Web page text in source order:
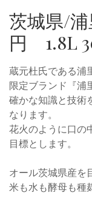
茨城県/浦
円 1.8L
蔵元杜氏である浦
限定ブランド『浦
確かな知識と技術
なります。
花火のように口の
目標とします。
オール茨城県産を
米も水も酵母も種